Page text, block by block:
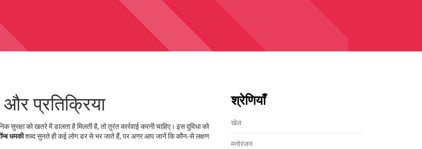
प्रतिक्रिया
सुरक्षा को खतरे में डालता हैमिलती है, तो तुरंत कार्रवाई करनी चाहिए। इस दुविधा को
धमकीशब्द सुनते ही कई लोग डर से भर जाते हैं, पर अगर आप जानें कि कौन‑से लक्षण
श्रेणियाँ
खेल
मनोरंजन